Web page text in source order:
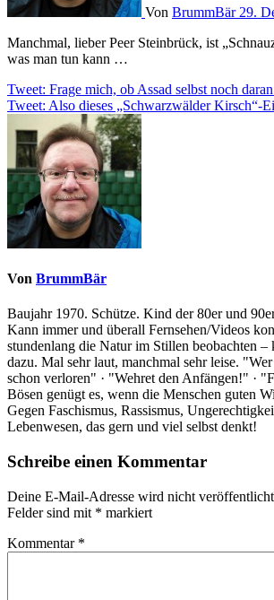
Von BrummBär 29.
Manchmal, lieber Peer Steinbrück, ist „Schnauze halten“ das Beste,
was man tun kann …
Beitragsnavigation
Tweet: Frage mich, ob Assad selbst noch
Tweet: Also dieses „Schwarzwälder Kirsch“-
Von BrummBär
Baujahr 1970. Schütze. Kind der 80er und
Kann immer und überall Fernsehen/Videos
stundenlang die Natur im Stillen beobachten –
dazu. Mal sehr laut, manchmal sehr leise.
schon verloren" · "Wehret den Anfängen!" ·
Bösen genügt es, wenn die Menschen guten
Gegen Faschismus, Rassismus,
Lebenwesen, das gern und viel selbst denkt!
Schreibe einen Kommentar
Deine E-Mail-Adresse wird nicht
Felder sind mit * markiert
Kommentar *